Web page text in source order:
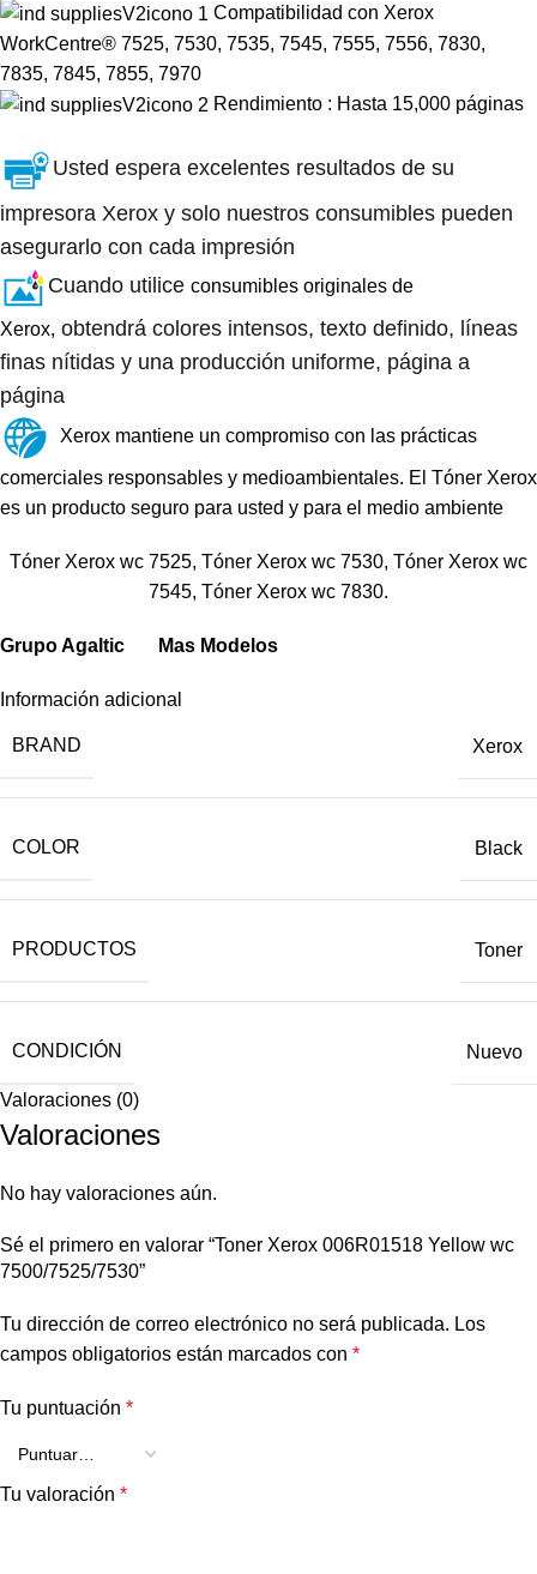
Compatibilidad con Xerox
WorkCentre® 7525, 7530, 7535, 7545, 7555, 7556, 7830,
7835, 7845, 7855, 7970
Rendimiento : Hasta 15,000 páginas
Usted espera excelentes resultados de su
impresora Xerox y solo nuestros consumibles pueden
asegurarlo con cada impresión
Cuando utilice consumibles originales de
Xerox, obtendrá colores intensos, texto definido, líneas
finas nítidas y una producción uniforme, página a
página
Xerox mantiene un compromiso con las prácticas
comerciales responsables y medioambientales. El Tóner Xerox
es un producto seguro para usted y para el medio ambiente
Tóner Xerox wc 7525, Tóner Xerox wc 7530, Tóner Xerox wc
7545, Tóner Xerox wc 7830.
Grupo Agaltic Mas Modelos
Información adicional
BRAND Xerox
COLOR Black
PRODUCTOS Toner
CONDICIÓN Nuevo
Valoraciones (0)
Valoraciones
No hay valoraciones aún.
Sé el primero en valorar “Toner Xerox 006R01518 Yellow wc
7500/7525/7530”
Tu dirección de correo electrónico no será publicada. Los
campos obligatorios están marcados con *
Tu puntuación *
Tu valoración *